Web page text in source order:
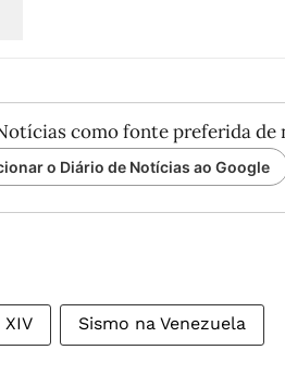
como fonte preferida de
o Diário de Notícias ao Google
XIV Sismo na Venezuela